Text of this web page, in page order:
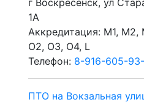
1А
Аккредитация: M1, M2,
O2, O3, O4, L
Телефон: 8-916-605-
ПТО на Вокзальная